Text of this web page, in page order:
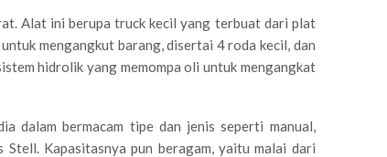
Alat ini berupa truck kecil yang terbuat dari plat
mengangkut barang, disertai 4 roda kecil, dan
hidrolik yang memompa oli untuk mengangkat
dalam bermacam tipe dan jenis seperti manual,
Kapasitasnya pun beragam, yaitu malai dari